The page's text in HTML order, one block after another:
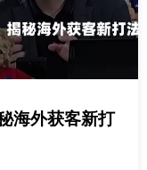
海外获客新打